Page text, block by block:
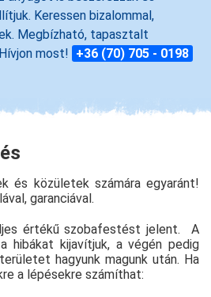
Keressen bizalommal,
Megbízható, tapasztalt
most! +36 (70) 705 - 0198
és közületek számára egyaránt!
garanciával.
értékű szobafestést jelent. A
hibákat kijavítjuk, a végén pedig
hagyunk magunk után. Ha
a lépésekre számíthat: